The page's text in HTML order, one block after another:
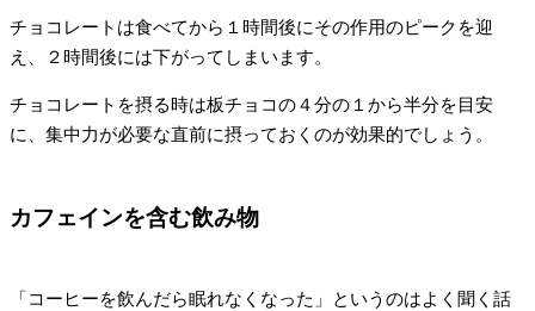
チョコレートは食べてから１時間後にその作用のピークを迎
え、２時間後には下がってしまいます。
チョコレートを摂る時は板チョコの４分の１から半分を目安
に、集中力が必要な直前に摂っておくのが効果的でしょう。
カフェインを含む飲み物
「コーヒーを飲んだら眠れなくなった」というのはよく聞く話